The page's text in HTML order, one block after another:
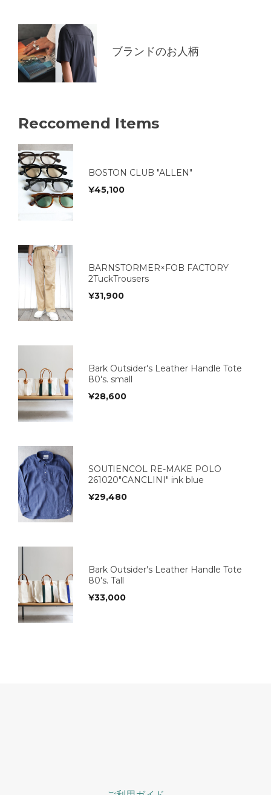
ブランドのお人柄
Reccomend Items
BOSTON CLUB "ALLEN"
¥45,100
BARNSTORMER×FOB FACTORY
2TuckTrousers
¥31,900
Bark Outsider's Leather Handle Tote
80's. small
¥28,600
SOUTIENCOL RE-MAKE POLO
261020"CANCLINI" ink blue
¥29,480
Bark Outsider's Leather Handle Tote
80's. Tall
¥33,000